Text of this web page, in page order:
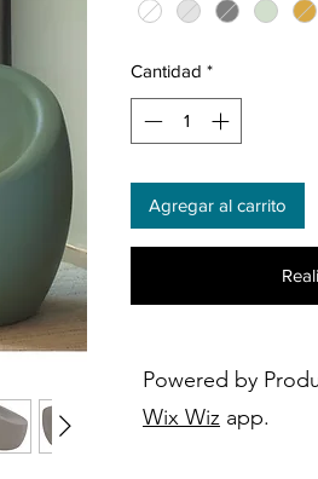
Cantidad *
Agregar al carrito
Powered by
Wix Wiz app.